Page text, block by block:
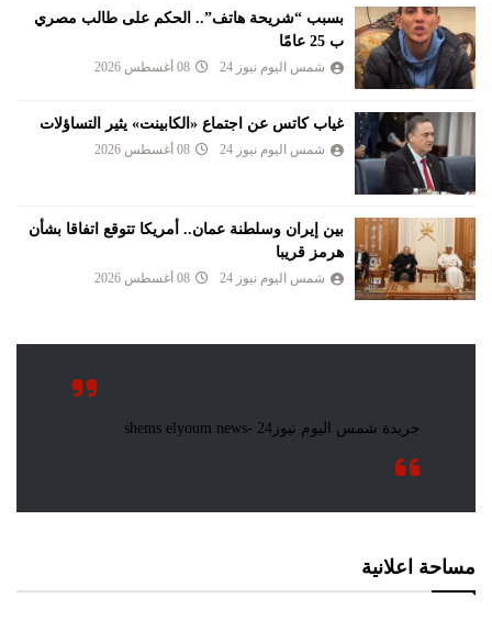
بسبب “شريحة هاتف”.. الحكم على طالب مصري
ب 25 عامًا
شمس اليوم نيوز 24 08 أغسطس 2026
غياب كاتس عن اجتماع «الكابينت» يثير التساؤلات
شمس اليوم نيوز 24 08 أغسطس 2026
بين إيران وسلطنة عمان.. أمريكا تتوقع اتفاقا بشأن
هرمز قريبا
شمس اليوم نيوز 24 08 أغسطس 2026
مساحة اعلانية